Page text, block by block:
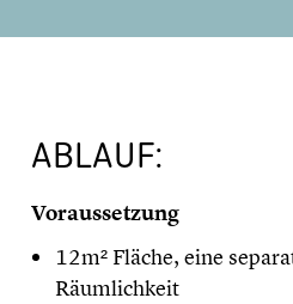
ABLAUF:
Voraussetzung
12m² Fläche, eine
Räumlichkeit